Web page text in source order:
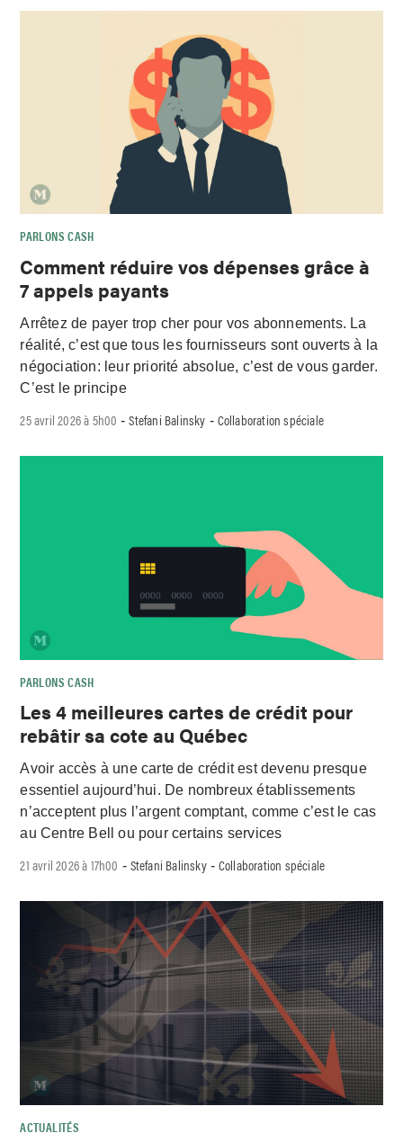
PARLONS CASH
Comment réduire vos dépenses grâce à
7 appels payants
Arrêtez de payer trop cher pour vos abonnements. La
réalité, c’est que tous les fournisseurs sont ouverts à la
négociation: leur priorité absolue, c’est de vous garder.
C’est le principe
25 avril 2026 à 5h00 -Stefani Balinsky - Collaboration spéciale
PARLONS CASH
Les 4 meilleures cartes de crédit pour
rebâtir sa cote au Québec
Avoir accès à une carte de crédit est devenu presque
essentiel aujourd’hui. De nombreux établissements
n’acceptent plus l’argent comptant, comme c’est le cas
au Centre Bell ou pour certains services
21 avril 2026 à 17h00 - Stefani Balinsky- Collaboration spéciale
ACTUALITÉS